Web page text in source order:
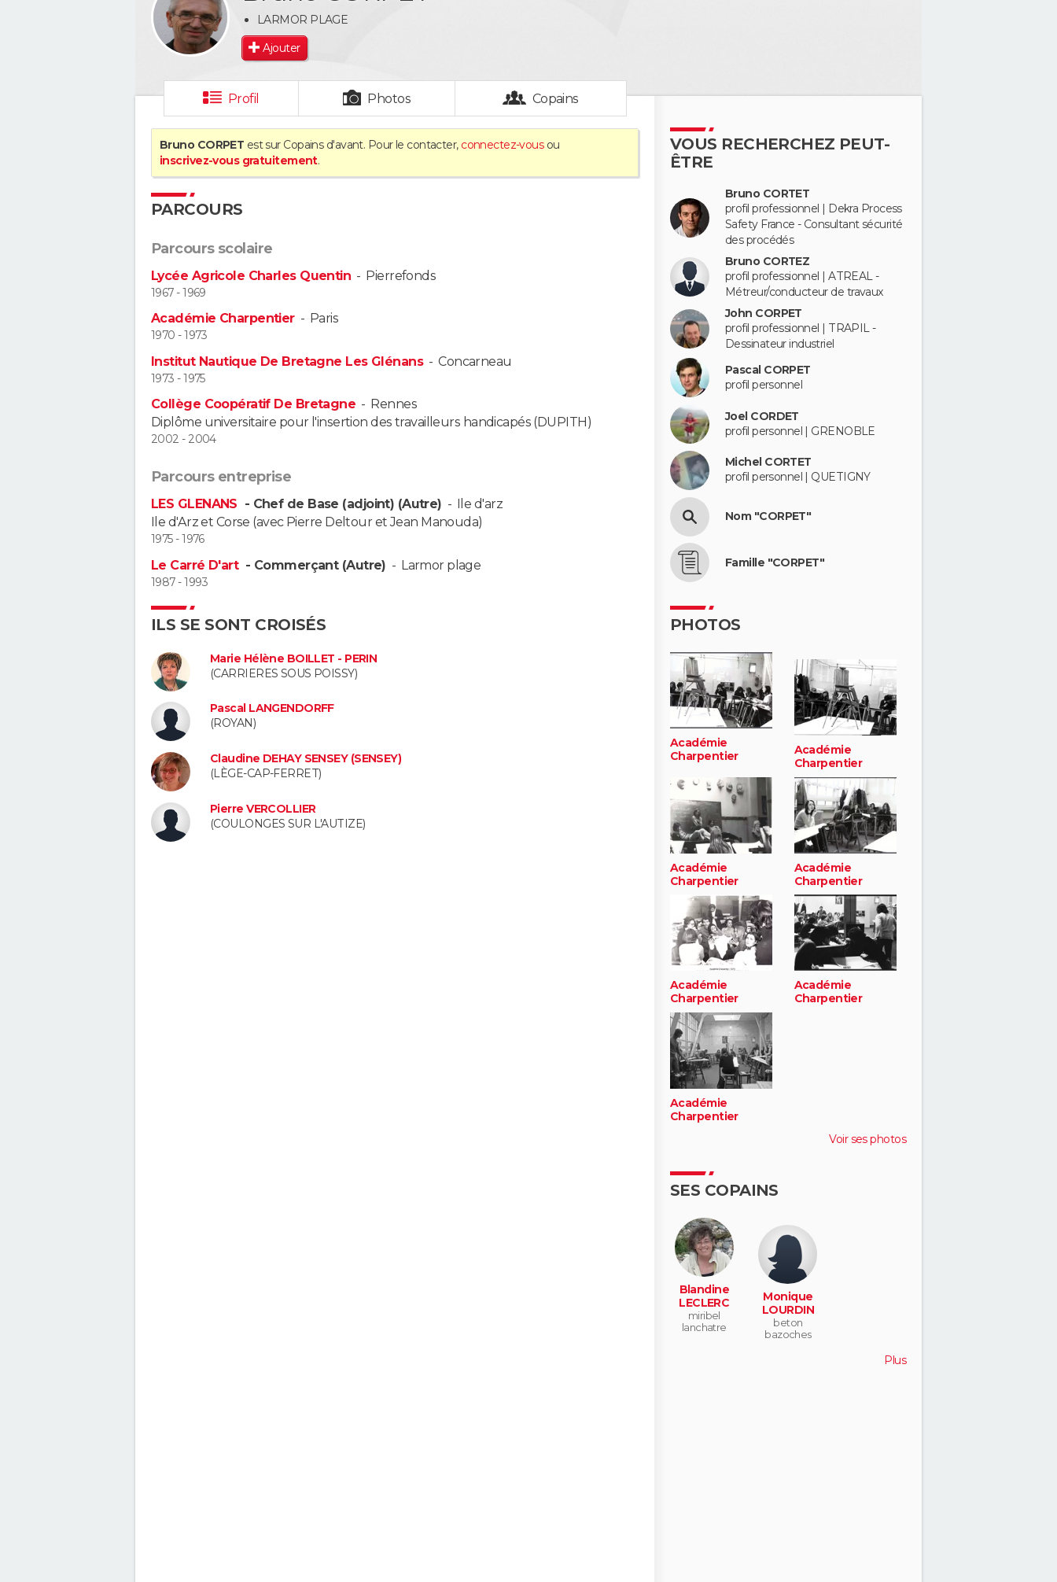
LARMOR PLAGE
Ajouter
Profil Photos Copains
Bruno CORPET est sur Copains d'avant. Pour le contacter, connectez-vousou
inscrivez-vous gratuitement.
PARCOURS
Parcours scolaire
Lycée Agricole Charles Quentin - Pierrefonds
1967 - 1969
Académie Charpentier- Paris
1970 - 1973
Institut Nautique De Bretagne Les Glénans-Concarneau
1973 - 1975
Collège Coopératif De Bretagne - Rennes
Diplôme universitaire pour l'insertion des travailleurs handicapés (DUPITH)
2002 - 2004
Parcours entreprise
LES GLENANS - Chef de Base (adjoint) (Autre) -
Ile d'arz
Ile d'Arz et Corse (avec Pierre Deltour et Jean Manouda)
1975 - 1976
Le Carré D'art - Commerçant (Autre) - Larmor plage
1987 - 1993
ILS SE SONT CROISÉS
Marie Hélène BOILLET - PERIN
(CARRIERES SOUS POISSY)
Pascal LANGENDORFF
(ROYAN)
Claudine DEHAY SENSEY (SENSEY)
(LÈGE-CAP-FERRET)
Pierre VERCOLLIER
(COULONGES SUR L'AUTIZE)
VOUS RECHERCHEZ PEUT-
ÊTRE
Bruno CORTET
profil professionnel | Dekra Process
Safety France - Consultant sécurité
des procédés
Bruno CORTEZ
profil professionnel | ATREAL -
Métreur/conducteur de travaux
John CORPET
profil professionnel | TRAPIL -
Dessinateur industriel
Pascal CORPET
profil personnel
Joel CORDET
profil personnel | GRENOBLE
Michel CORTET
profil personnel | QUETIGNY
Nom "CORPET"
Famille "CORPET"
PHOTOS
Académie
Charpentier
Académie
Charpentier
Académie
Charpentier
Académie
Charpentier
Académie
Charpentier
Académie
Charpentier
Académie
Charpentier
Voir ses photos
SES COPAINS
Blandine
LECLERC
miribel
lanchatre
Monique
LOURDIN
beton
bazoches
Plus